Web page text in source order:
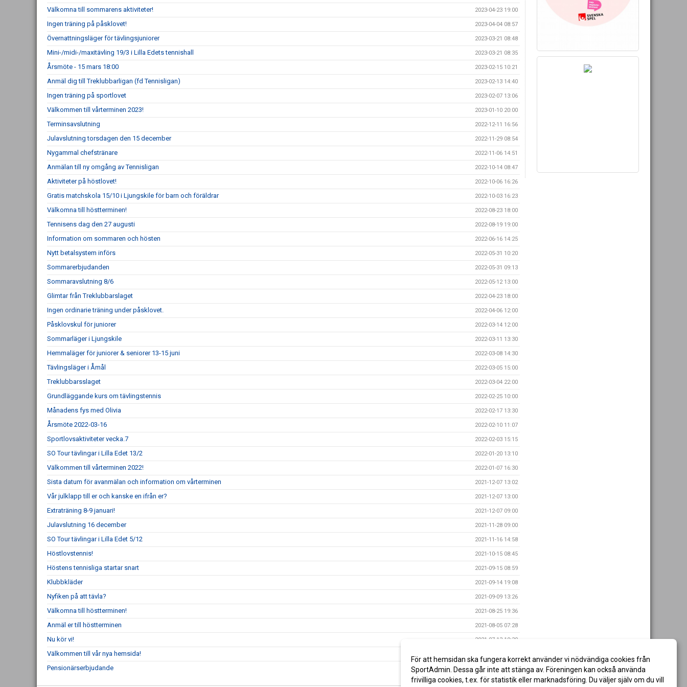
Välkomna till sommarens aktiviteter! 2023-04-23 19:00
Ingen träning på påsklovet! 2023-04-04 08:57
Övernattningsläger för tävlingsjuniorer 2023-03-21 08:48
Mini-/midi-/maxitävling 19/3 i Lilla Edets tennishall 2023-03-21 08:35
Årsmöte - 15 mars 18:00 2023-02-15 10:21
Anmäl dig till Treklubbarligan (fd Tennisligan) 2023-02-13 14:40
Ingen träning på sportlovet 2023-02-07 13:06
Välkommen till vårterminen 2023! 2023-01-10 20:00
Terminsavslutning 2022-12-11 16:56
Julavslutning torsdagen den 15 december 2022-11-29 08:54
Nygammal chefstränare 2022-11-06 14:51
Anmälan till ny omgång av Tennisligan 2022-10-14 08:47
Aktiviteter på höstlovet! 2022-10-06 16:26
Gratis matchskola 15/10 i Ljungskile för barn och föräldrar 2022-10-03 16:23
Välkomna till höstterminen! 2022-08-23 18:00
Tennisens dag den 27 augusti 2022-08-19 19:00
Information om sommaren och hösten 2022-06-16 14:25
Nytt betalsystem införs 2022-05-31 10:20
Sommarerbjudanden 2022-05-31 09:13
Sommaravslutning 8/6 2022-05-12 13:00
Glimtar från Treklubbarslaget 2022-04-23 18:00
Ingen ordinarie träning under påsklovet. 2022-04-06 12:00
Påsklovskul för juniorer 2022-03-14 12:00
Sommarläger i Ljungskile 2022-03-11 13:30
Hemmaläger för juniorer & seniorer 13-15 juni 2022-03-08 14:30
Tävlingsläger i Åmål 2022-03-05 15:00
Treklubbarsslaget 2022-03-04 22:00
Grundläggande kurs om tävlingstennis 2022-02-25 10:00
Månadens fys med Olivia 2022-02-17 13:30
Årsmöte 2022-03-16 2022-02-10 11:07
Sportlovsaktiviteter vecka.7 2022-02-03 15:15
SO Tour tävlingar i Lilla Edet 13/2 2022-01-20 13:10
Välkommen till vårterminen 2022! 2022-01-07 16:30
Sista datum för avanmälan och information om vårterminen 2021-12-07 13:02
Vår julklapp till er och kanske en ifrån er? 2021-12-07 13:00
Extraträning 8-9 januari! 2021-12-07 09:00
Julavslutning 16 december 2021-11-28 09:00
SO Tour tävlingar i Lilla Edet 5/12 2021-11-16 14:58
Höstlovstennis! 2021-10-15 08:45
Höstens tennisliga startar snart 2021-09-15 08:59
Klubbkläder 2021-09-14 19:08
Nyfiken på att tävla? 2021-09-09 13:26
Välkomna till höstterminen! 2021-08-25 19:36
Anmäl er till höstterminen 2021-08-05 07:28
Nu kör vi! 2021-07-13 10:30
Välkommen till vår nya hemsida!
Pensionärserbjudande 2021-05-25 11:08
För att hemsidan ska fungera korrekt använder vi nödvändiga cookies från
SportAdmin. Dessa går inte att stänga av. Föreningen kan också använda
frivilliga cookies, t.ex. för statistik eller marknadsföring. Du väljer själv om du vill